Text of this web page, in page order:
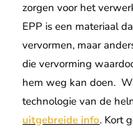
zorgen voor het
EPP is een materiaal
vervormen, maar
die vervorming
hem weg kan doen.
technologie van de
uitgebreide info. Kort